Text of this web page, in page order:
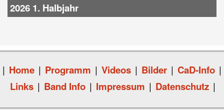
2026 1. Halbjahr
| Home | Programm | Videos | Bilder | CaD-Info |
Links | Band Info | Impressum | Datenschutz |